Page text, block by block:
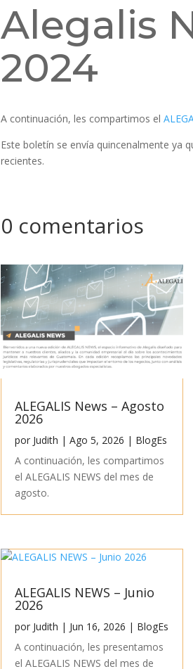
Alegalis
2024
A continuación, les compartimos el
Este boletín se envía quincenalmente ya
recientes.
0 comentarios
ALEGALIS News – Agosto
2026
por Judith |Ago 5, 2026 | BlogEs
A continuación, les compartimos
el ALEGALIS NEWS del mes de
agosto.
ALEGALIS NEWS – Junio
2026
por Judith | Jun 16, 2026 | BlogEs
A continuación, les presentamos
el ALEGALIS NEWS del mes de